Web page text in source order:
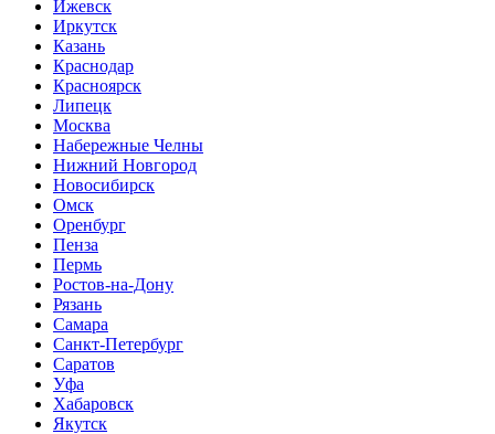
Ижевск
Иркутск
Казань
Краснодар
Красноярск
Липецк
Москва
Набережные Челны
Нижний Новгород
Новосибирск
Омск
Оренбург
Пенза
Пермь
Ростов-на-Дону
Рязань
Самара
Санкт-Петербург
Саратов
Уфа
Хабаровск
Якутск